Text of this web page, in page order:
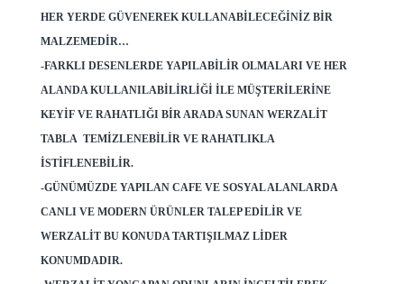
HER YERDE GÜVENEREK KULLANABILECEĞINIZ BIR
MALZEMEDIR…
-FARKLI DESENLERDE YAPILABILIR OLMALARI VE HER
ALANDA KULLANILABILIRLIĞI ILE MÜŞTERILERINE
KEYIF VE RAHATLIĞI BIR ARADA SUNAN WERZALIT
TABLA TEMIZLENEBILIR VE RAHATLIKLA
ISTIFLENEBILIR.
-GÜNÜMÜZDE YAPILAN CAFE VE SOSYAL ALANLARDA
CANLI VE MODERN ÜRÜNLER TALEP EDILIR VE
WERZALIT BU KONUDA TARTIŞILMAZ LIDER
KONUMDADIR.